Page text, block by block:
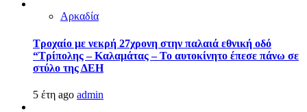
Αρκαδία
Τροχαίο με νεκρή 27χρονη στην παλαιά εθνική οδό
“Τρίπολης – Καλαμάτας – Το αυτοκίνητο έπεσε πάνω σε
στύλο της ΔΕΗ
5 έτη ago admin